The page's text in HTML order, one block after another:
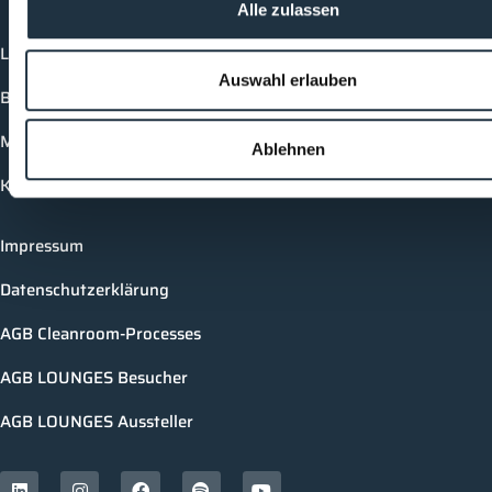
Alle zulassen
Auswahl erlauben
Ablehnen
Login
Buchungsmöglichkeiten
Medienformate
Kontakt
Impressum
Datenschutzerklärung
AGB Cleanroom-Processes
AGB LOUNGES Besucher
AGB LOUNGES Aussteller